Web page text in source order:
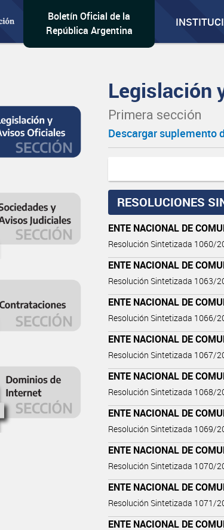
Boletín Oficial de la
República Argentina
Legislación
Primera sección
Descargar suplemento
RESOLUCIONES
ENTE NACIONAL DE
Resolución Sintetizada 1060/
ENTE NACIONAL DE
Resolución Sintetizada 1063/
ENTE NACIONAL DE
Resolución Sintetizada 1066/
ENTE NACIONAL DE
Resolución Sintetizada 1067/
ENTE NACIONAL DE
Resolución Sintetizada 1068/
ENTE NACIONAL DE
Resolución Sintetizada 1069/
ENTE NACIONAL DE
Resolución Sintetizada 1070/
ENTE NACIONAL DE
Resolución Sintetizada 1071/
ENTE NACIONAL DE